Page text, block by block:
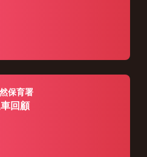
保育署
回顧